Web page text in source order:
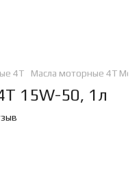
4Т Масла моторные 4Т
15W-50, 1л